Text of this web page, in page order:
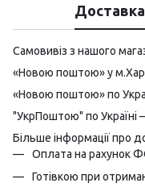
Доставка
Самовивіз з нашого
«Новою поштою» у
«Новою поштою» по
"УкрПоштою" по
Більше інформації про
Оплата на рахунок
Готівкою при